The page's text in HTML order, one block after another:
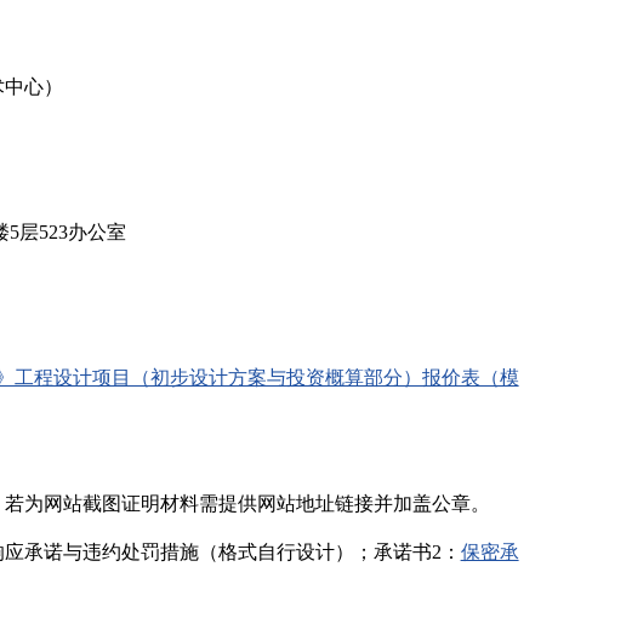
心）
5层523办公室
工程设计项目（初步设计方案与投资概算部分）报价表（模
为网站截图证明材料需提供网站地址链接并加盖公章。
承诺与违约处罚措施（格式自行设计）；承诺书2： 保密承